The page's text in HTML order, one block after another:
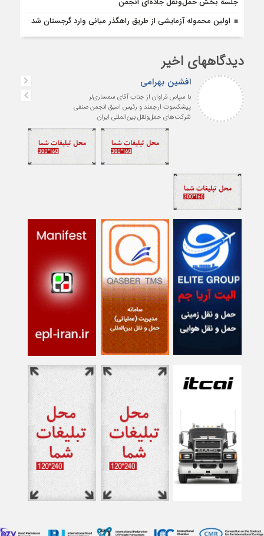
اولین محموله آزمایشی از طریق راهگذر میانی وارد گرجستان شد
دیدگاههای اخیر
افشین بهرامی
با سپاس فراوان از جناب آقای سمساری‌لر
پیشکسوت ارجمند و رئیس اسبق انجمن صنفی
شرکت‌های حمل‌ونقل بین‌المللی ایران